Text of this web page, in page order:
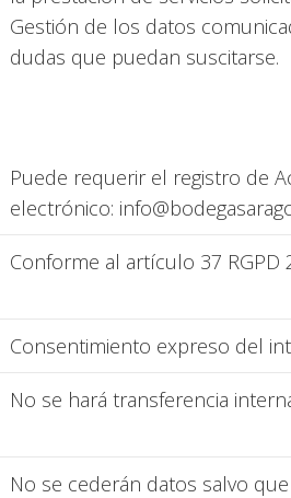
Gestión de los datos
dudas que puedan suscitarse.
Puede requerir el registro de
electrónico:
Conforme al artículo 37 RGPD
Consentimiento expreso del
No se hará transferencia
No se cederán datos salvo